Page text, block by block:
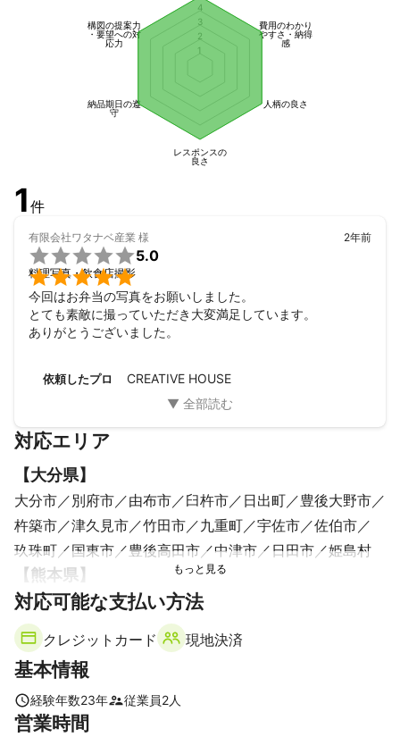
大体30〜100枚程度の納品。
・基本的にギガファイル便でご納品。
( 納期 ) 1〜2週間程度
別途 1,000円 追加(送料込)
( 16ページ程度：4,980円 ) から
( 納期 ) 3週間程度
◾️撮影に関しては
- - - - - - - - - - - - - - - -
基本的に
フォトグラファー：30代 男
アシスタント：30代 女
で撮影致します。
必ずではありません。
些細なことでもお話を頂きながら
事前のヒアリングやご相談を重ね
構図など、こちらでもエスコート
リラックスし、撮影を一緒に
楽しんで頂けると嬉しく思います。
撮った写真は都度確認をして頂き
もっとこうしてほしい。などの
リクエストは、遠慮なくお伝え頂き
お客様が納得のいく撮影を
思っております。
- - - - - - - - - -
◾️撮影場所
- - - - - - - - - -
許可を取らないと撮影ができない場所も
御座います。許可取り等はこちらで
行いますが、料金が発生する場合は
費用のわかり
やすさ・納得
感
人柄の良さ
レスポンスの
良さ
納品期日の遵
守
構図の提案力
・要望への対
応力
1
2
3
4
1 件
有限会社ワタナベ産業 様


5.0
料理写真・飲食店撮影
2年前
今回はお弁当の写真をお願いしました。
とても素敵に撮っていただき大変満足しています。
ありがとうございました。
依頼したプロ CREATIVE HOUSE
対応エリア
【大分県】
大分市 別府市 由布市 臼杵市 日出町
豊後大野市
杵築市
津久見市 竹田市 九重町 宇佐市
佐伯市
玖珠町
国東市 豊後高田市 中津市 日田市 姫島村
【熊本県】
産山村 南小国町 小国町 阿蘇市
大津町
西原村
合志市
益城町 御船町 甲佐町
嘉島町
和水町
荒尾市
宇土市 長洲町
八代市
湯前町
対応可能な支払い方法
クレジットカード 現地決済
基本情報
経験年数23年 従業員2人
営業時間